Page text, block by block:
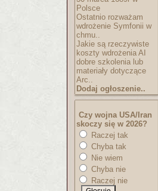
Polsce
Ostatnio rozważam
wdrożenie Symfonii w
chmu..
Jakie są rzeczywiste
koszty wdrożenia AI
dobre szkolenia lub
materiały dotyczące
Arc..
Dodaj ogłoszenie..
Czy wojna USA/Iran
skoczy się w 2026?
Raczej tak
Chyba tak
Nie wiem
Chyba nie
Raczej nie